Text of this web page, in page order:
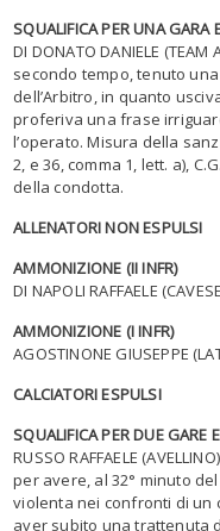
SQUALIFICA PER UNA GARA
DI DONATO DANIELE
secondo tempo, tenuto
dell’Arbitro, in quanto
proferiva una frase
l’operato. Misura della
2, e 36, comma 1, lett. a),
della condotta.
ALLENATORI NON ESPULSI
AMMONIZIONE (II INFR)
DI NAPOLI RAFFAELE
AMMONIZIONE (I INFR)
AGOSTINONE GIUSEPPE
CALCIATORI ESPULSI
SQUALIFICA PER DUE GARE
RUSSO RAFFAELE (AVELLINO)
per avere, al 32° minuto
violenta nei confronti di un
aver subito una trattenuta